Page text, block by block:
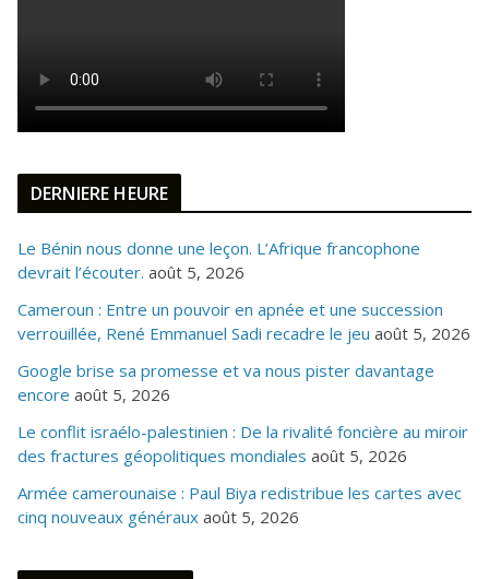
DERNIERE HEURE
Le Bénin nous donne une leçon. L’Afrique francophone
devrait l’écouter. août 5, 2026
Cameroun : Entre un pouvoir en apnée et une succession
verrouillée, René Emmanuel Sadi recadre le jeu août 5, 2026
Google brise sa promesse et va nous pister davantage
encore août 5, 2026
Le conflit israélo-palestinien : De la rivalité foncière au miroir
des fractures géopolitiques mondiales août 5, 2026
Armée camerounaise : Paul Biya redistribue les cartes avec
cinq nouveaux généraux août 5, 2026